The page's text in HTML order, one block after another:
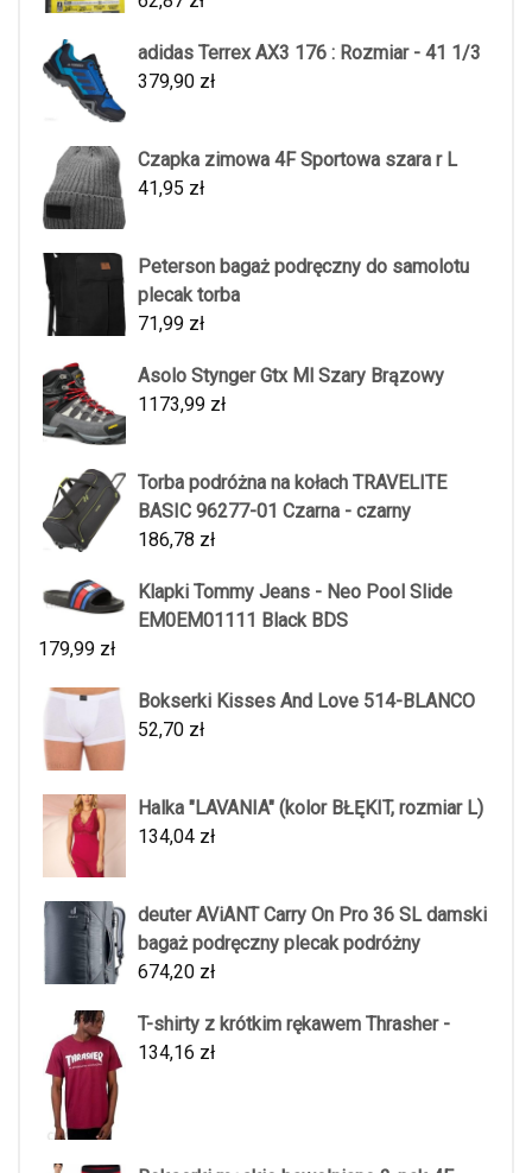
adidas Terrex AX3 176 : Rozmiar - 41 1/3
379,90 zł
Czapka zimowa 4F Sportowa szara r L
41,95 zł
Peterson bagaż podręczny do samolotu
plecak torba
71,99 zł
Asolo Stynger Gtx Ml Szary Brązowy
1173,99 zł
Torba podróżna na kołach TRAVELITE
BASIC 96277-01 Czarna - czarny
186,78 zł
Klapki Tommy Jeans - Neo Pool Slide
EM0EM01111 Black BDS
179,99 zł
Bokserki Kisses And Love 514-BLANCO
52,70 zł
Halka "LAVANIA" (kolor BŁĘKIT, rozmiar L)
134,04 zł
deuter AViANT Carry On Pro 36 SL damski
bagaż podręczny plecak podróżny
674,20 zł
T-shirty z krótkim rękawem Thrasher -
134,16 zł